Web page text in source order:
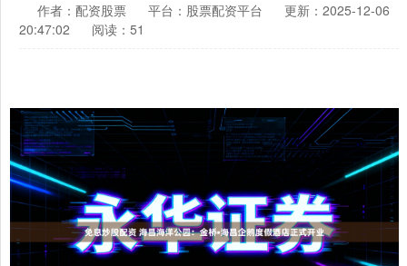
作者：配资股票 平台：股票配资平台
更新：2025-12-06
20:47:02
阅读：51